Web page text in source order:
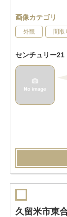
画像カテゴリ
外観 間取
センチュリー21
久留米市東